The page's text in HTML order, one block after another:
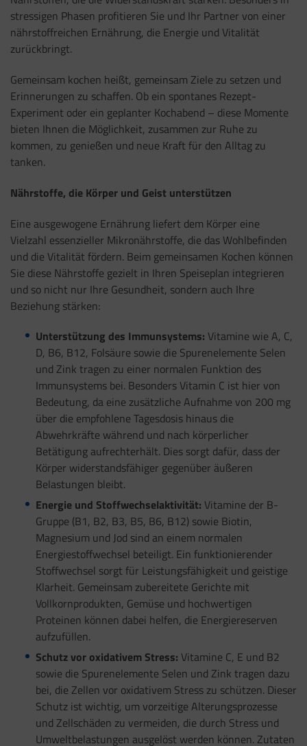
stressigen Phasen profitieren Sie und Ihr Partner von einer
nährstoffreichen Ernährung, die Energie und Vitalität
zurückbringt.
Gemeinsam kochen heißt, gemeinsam Ziele zu setzen und
Erinnerungen zu schaffen. Ob ein spontanes Rezept-
Experiment oder ein geplanter Kochabend – diese Momente
bieten Ihnen die Möglichkeit, zusammen zur Ruhe zu
kommen, zu genießen und neue Kraft für den Alltag zu
tanken.
Nährstoffe, die Körper und Geist unterstützen
Eine ausgewogene Ernährung liefert dem Körper eine
Vielzahl essenzieller Mikronährstoffe, die das Wohlbefinden
und die Vitalität fördern. Beim gemeinsamen Kochen können
Sie diese Nährstoffe gezielt in Ihren Speiseplan integrieren
und so nicht nur Ihre Gesundheit, sondern auch Ihre
Beziehung stärken:
Unterstützung des Immunsystems: Vitamine wie A, C,
D, B6, B12, Folsäure sowie die Spurenelemente Selen
und Zink tragen zu einer normalen Funktion des
Immunsystems bei. Besonders Vitamin C ist hier von
Bedeutung, da eine zusätzliche Aufnahme von 200 mg
über die empfohlene Tagesdosis hinaus die
Abwehrkräfte während und nach körperlicher
Betätigung aufrechterhält. Dies sorgt dafür, dass der
Körper widerstandsfähiger gegenüber äußeren
Belastungen bleibt.
Energie und Stoffwechselaktivität: Vitamine der B-
Gruppe (B1, B2, B3, B5, B6, B12) sowie Biotin,
Magnesium und Jod sind an einem normalen
Energiestoffwechsel beteiligt. Ein funktionierender
Stoffwechsel sorgt für Leistungsfähigkeit und geistige
Klarheit. Gemeinsam zubereitete Gerichte mit
Vollkornprodukten, Gemüse und hochwertigen
Proteinen können dabei helfen, die Energiereserven
aufzufüllen.
Schutz vor oxidativem Stress: Vitamine C, E und B2
sowie die Spurenelemente Selen und Zink tragen dazu
bei, die Zellen vor oxidativem Stress zu schützen. Dieser
Schutz ist wichtig, um vorzeitige Alterungsprozesse
und Zellschäden zu vermeiden, die durch Stress und
Umweltbelastungen ausgelöst werden können. Zutaten